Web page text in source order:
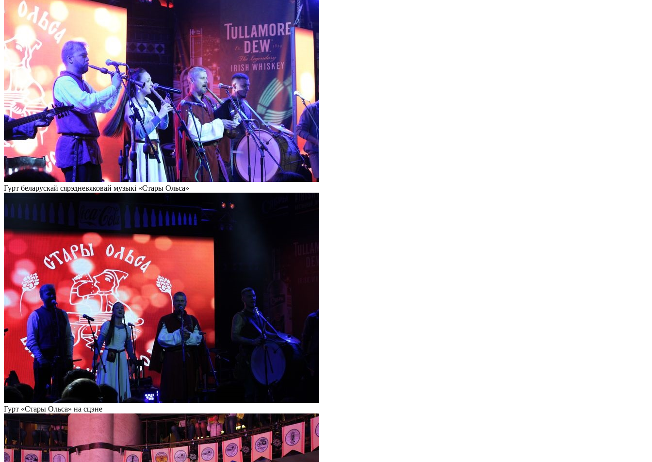
Гурт беларускай сярэдневяковай музыкі «Стары Ольса»
Гурт «Стары Ольса» на сцэне